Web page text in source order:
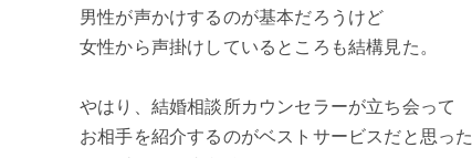
男性が声かけするのが基本だろうけど
女性から声掛けしているところも結構見た。
やはり、結婚相談所カウンセラーが立ち会って
お相手を紹介するのがベストサービスだと思った